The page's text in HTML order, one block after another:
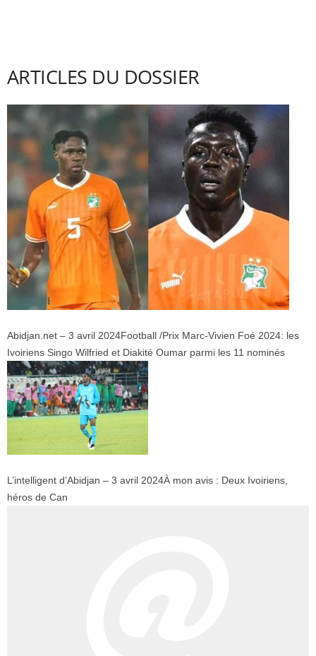
ARTICLES DU DOSSIER
Abidjan.net – 3 avril 2024Football /Prix Marc-Vivien Foé 2024: les
Ivoiriens Singo Wilfried et Diakité Oumar parmi les 11 nominés
L’intelligent d’Abidjan – 3 avril 2024À mon avis : Deux Ivoiriens,
héros de Can